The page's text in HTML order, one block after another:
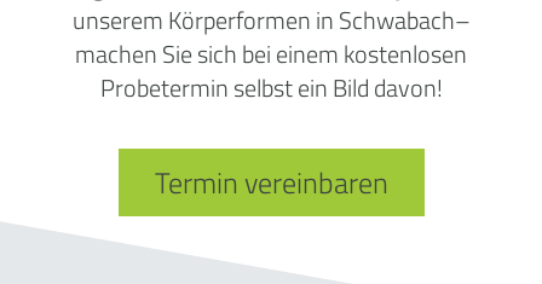
unserem Körperformen in Schwabach–
machen Sie sich bei einem kostenlosen
Probetermin selbst ein Bild davon!
Termin vereinbaren